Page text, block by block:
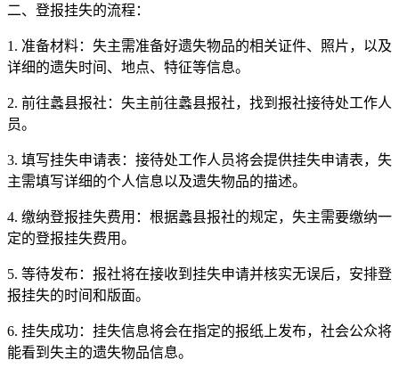
二、登报挂失的流程：
1. 准备材料：失主需准备好遗失物品的相关证件、照片，以及
详细的遗失时间、地点、特征等信息。
2. 前往蠡县报社：失主前往蠡县报社，找到报社接待处工作人
员。
3. 填写挂失申请表：接待处工作人员将会提供挂失申请表，失
主需填写详细的个人信息以及遗失物品的描述。
4. 缴纳登报挂失费用：根据蠡县报社的规定，失主需要缴纳一
定的登报挂失费用。
5. 等待发布：报社将在接收到挂失申请并核实无误后，安排登
报挂失的时间和版面。
6. 挂失成功：挂失信息将会在指定的报纸上发布，社会公众将
能看到失主的遗失物品信息。